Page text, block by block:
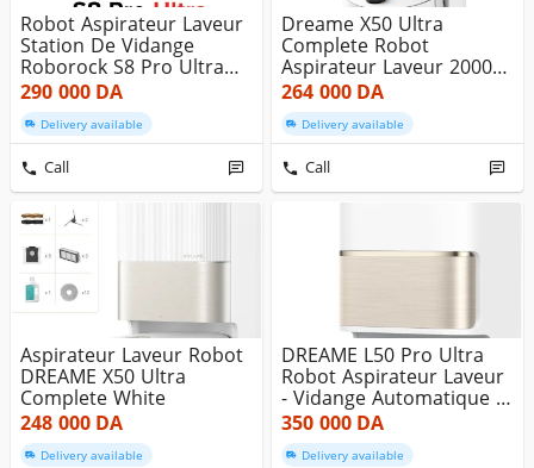
Robot Aspirateur Laveur
Station De Vidange
Roborock S8 Pro Ultra
Blanc...
290 000DA
Delivery available
Call
Dreame X50 Ultra
Complete Robot
Aspirateur Laveur 20000
Pa-220MIN AUTO...
264 000DA
Delivery available
Call
Aspirateur Laveur Robot
DREAME X50 Ultra
Complete White
248 000DA
Delivery available
DREAME L50 Pro Ultra
Robot Aspirateur Laveur
- Vidange Automatique -
N...
350 000DA
Delivery available